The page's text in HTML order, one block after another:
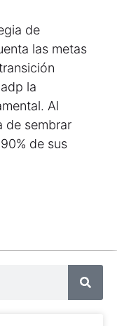
de
las metas
la
Al
de sembrar
de sus